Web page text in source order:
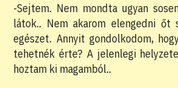
-Sejtem. Nem mondta ugyan
látok.. Nem akarom elengedni őt
egészet. Annyit gondolkodom,
tehetnék érte? A jelenlegi
hoztam ki magamból..